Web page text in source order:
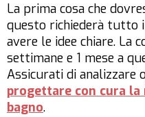
La prima cosa che
questo richiederà tutto
avere le idee chiare. La
settimane e 1 mese a
Assicurati di analizzare
progettare con cura
bagno.